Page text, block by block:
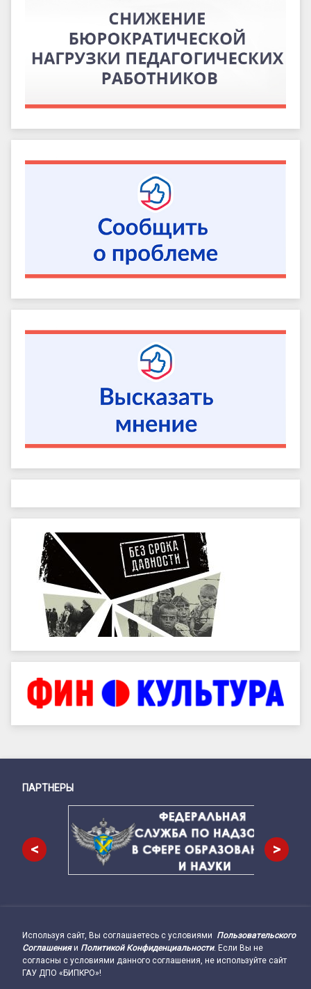
Снизу
ПАРТНЕРЫ
< >
Подвал сайта → влево
Используя сайт, Вы соглашаетесь с условиями Пользовательского
Соглашенияи Политикой Конфиденциальности. Если Вы не
согласны с условиями данного соглашения, не используйте сайт
ГАУ ДПО «БИПКРО»!